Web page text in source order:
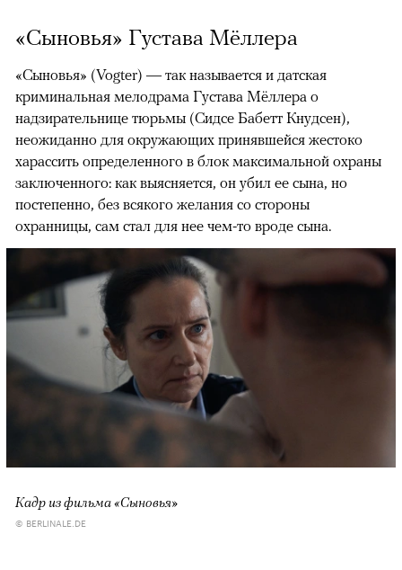
00:00 / 00:00
«Сыновья» Густава Мёллера
«Сыновья» (Vogter) — так называется и датская
криминальная мелодрама Густава Мёллера о
надзирательнице тюрьмы (Сидсе Бабетт Кнудсен),
неожиданно для окружающих принявшейся жестоко
харассить определенного в блок максимальной охраны
заключенного: как выясняется, он убил ее сына, но
постепенно, без всякого желания со стороны
охранницы, сам стал для нее чем-то вроде сына.
Кадр из фильма «Сыновья»
© BERLINALE.DE